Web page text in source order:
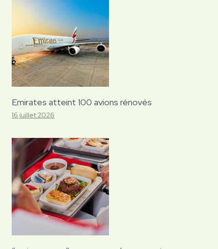
Emirates atteint 100 avions rénovés
16 juillet 2026